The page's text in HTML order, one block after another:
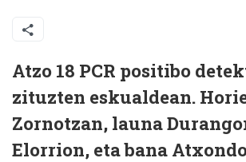
Atzo 18 PCR positibo
zituzten eskualdean.
Zornotzan, launa
Elorrion, eta bana